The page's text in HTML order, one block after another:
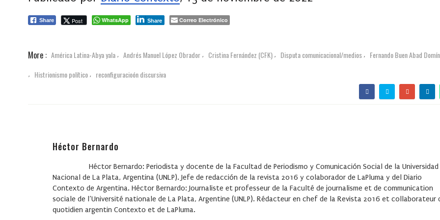
Share Post WhatsApp Share Correo Electrónico
More : América Latina-Abya yala , Andrés Manuel López Obrador , Cristina Fernández (CFK) , Disputa comunicacional/medios , Fernando Buen Abad
, Histrionismo político , reconfiguracioón discursiva
Héctor Bernardo
Héctor Bernardo: Periodista y docente de la Facultad de Periodismo y Comunicación Social de la Universidad
Nacional de La Plata, Argentina (UNLP). Jefe de redacción de la revista 2016 y colaborador de LaPluma y del Diario
Contexto de Argentina. Héctor Bernardo: Journaliste et professeur de la Faculté de journalisme et de communication
sociale de l’Université nationale de La Plata, Argentine (UNLP). Rédacteur en chef de la Revista 2016 et collaborateur
quotidien argentin Contexto et de LaPluma.